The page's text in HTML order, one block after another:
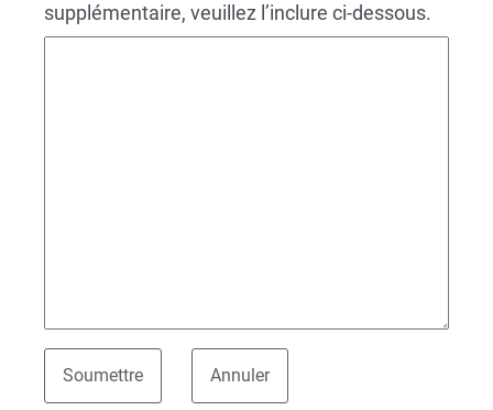
supplémentaire, veuillez l’inclure ci-dessous.